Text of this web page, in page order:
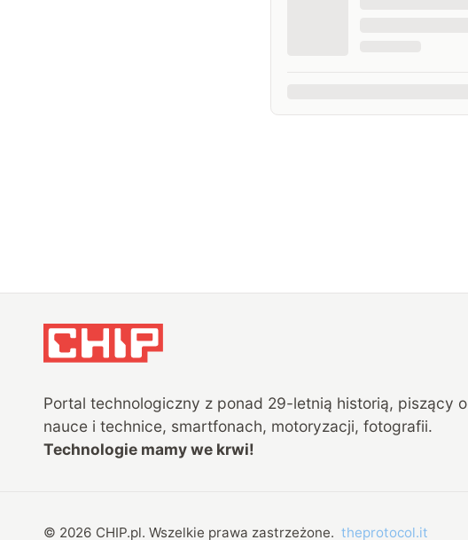
Portal technologiczny z ponad 29-letnią historią, piszący o
nauce i technice, smartfonach, motoryzacji, fotografii.
Technologie mamy we krwi!
© 2026 CHIP.pl. Wszelkie prawa zastrzeżone. theprotocol.it